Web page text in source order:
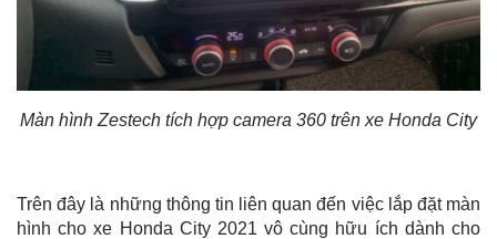
Màn hình Zestech tích hợp camera 360 trên xe Honda City
Trên đây là những thông tin liên quan đến việc lắp đặt màn
hình cho xe Honda City 2021 vô cùng hữu ích dành cho